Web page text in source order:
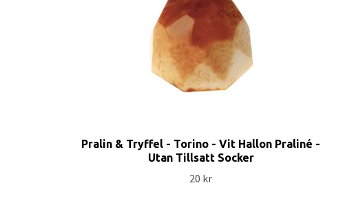
Pralin & Tryffel - Torino - Vit Hallon Praliné -
Utan Tillsatt Socker
20 kr